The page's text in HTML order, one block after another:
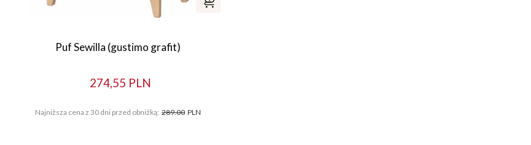
Puf Sewilla (gustimo grafit)
274,55 PLN
Najniższa cena z 30 dni przed obniżką: 289.00 PLN